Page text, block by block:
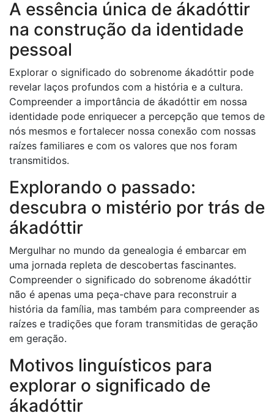
A essência única de ákadóttir
na construção da identidade
pessoal
Explorar o significado do sobrenome ákadóttir pode
revelar laços profundos com a história e a cultura.
Compreender a importância de ákadóttir em nossa
identidade pode enriquecer a percepção que temos de
nós mesmos e fortalecer nossa conexão com nossas
raízes familiares e com os valores que nos foram
transmitidos.
Explorando o passado:
descubra o mistério por trás de
ákadóttir
Mergulhar no mundo da genealogia é embarcar em
uma jornada repleta de descobertas fascinantes.
Compreender o significado do sobrenome ákadóttir
não é apenas uma peça-chave para reconstruir a
história da família, mas também para compreender as
raízes e tradições que foram transmitidas de geração
em geração.
Motivos linguísticos para
explorar o significado de
ákadóttir